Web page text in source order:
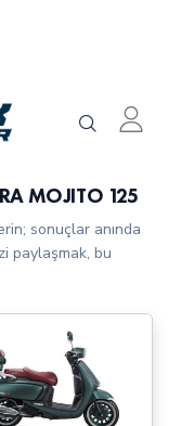
MOJITO 125
sonuçlar anında
paylaşmak, bu